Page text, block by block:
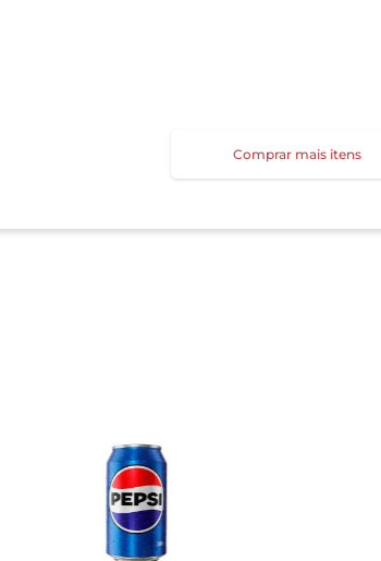
Comprar mais itens